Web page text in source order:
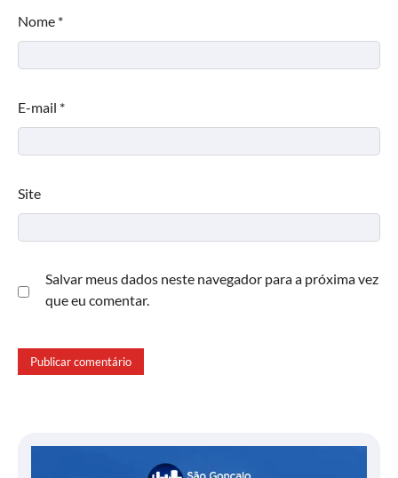
Nome *
E-mail *
Site
Salvar meus dados neste navegador para a próxima vez
que eu comentar.